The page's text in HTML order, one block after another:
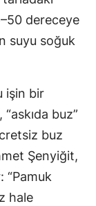
dereceye
suyu soğuk
işin bir
buz”
buz
Şenyiğit,
“Pamuk
hale